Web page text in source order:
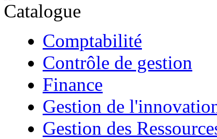
Comptabilité
Contrôle de gestion
Finance
Gestion de
Gestion des